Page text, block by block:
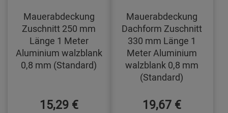
Mauerabdeckung
Zuschnitt 250 mm
Länge 1 Meter
Aluminium walzblank
0,8 mm (Standard)
15,29 €
Mauerabdeckung
Dachform Zuschnitt
330 mm Länge 1
Meter Aluminium
walzblank 0,8 mm
(Standard)
19,67 €